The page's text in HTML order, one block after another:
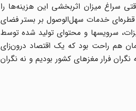
سراغ میزان اثربخشی این هزینه‌ها را
قطره‌ای خدمات سهل‌الوصول بر بستر فضای
سرویسها و محتوای تولید شده توسط
هم راحت بود که یک اقتصاد درون‌زای
فرار مغزهای کشور بودیم و نه نگران